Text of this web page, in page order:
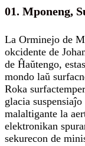
01. Mponeng,
La Orminejo de
okcidente de
de Ĥaŭtengo,
mondo laŭ
Roka
glacia
malaltigante la
elektronikan
sekurecon de